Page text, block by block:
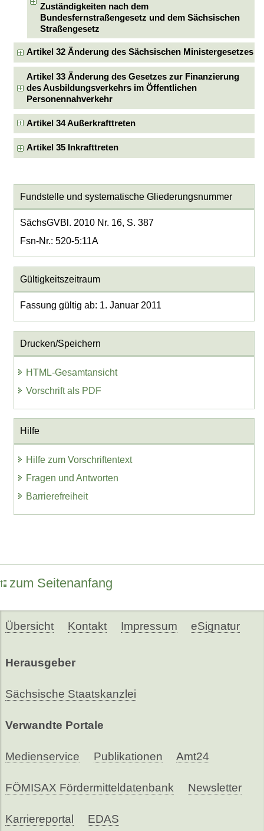
Zuständigkeiten nach dem
Bundesfernstraßengesetz und dem Sächsischen
Straßengesetz
Artikel 32 Änderung des Sächsischen Ministergesetzes
Artikel 33 Änderung des Gesetzes zur Finanzierung
des Ausbildungsverkehrs im Öffentlichen
Personennahverkehr
Artikel 34 Außerkrafttreten
Artikel 35 Inkrafttreten
Fundstelle und systematische Gliederungsnummer
SächsGVBl. 2010 Nr. 16, S. 387
Fsn-Nr.: 520-5:11A
Gültigkeitszeitraum
Fassung gültig ab: 1. Januar 2011
Drucken/Speichern
HTML-Gesamtansicht
Vorschrift als PDF
Hilfe
Hilfe zum Vorschriftentext
Fragen und Antworten
Barrierefreiheit
zum Seitenanfang
Übersicht Kontakt Impressum eSignatur
Herausgeber
Sächsische Staatskanzlei
Verwandte Portale
Medienservice Publikationen Amt24
FÖMISAX Fördermitteldatenbank Newsletter
Karriereportal EDAS